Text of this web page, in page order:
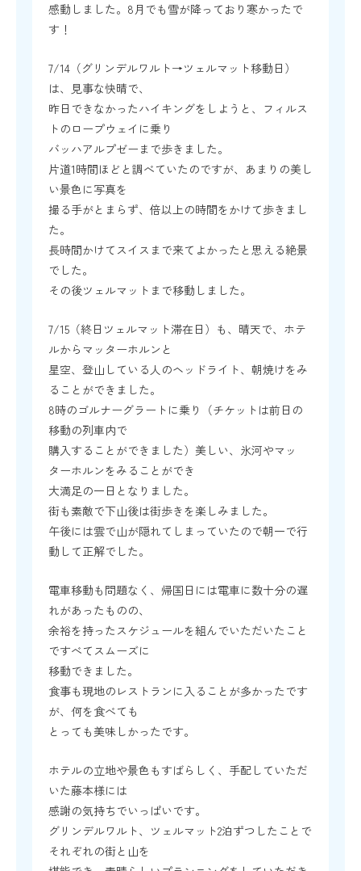
感動しました。8月でも雪が降っており寒かったで
す！
7/14（グリンデルワルト→ツェルマット移動日）
は、見事な快晴で、
昨日できなかったハイキングをしようと、フィルス
トのロープウェイに乗り
バッハアルプゼーまで歩きました。
片道1時間ほどと調べていたのですが、あまりの美し
い景色に写真を
撮る手がとまらず、倍以上の時間をかけて歩きまし
た。
長時間かけてスイスまで来てよかったと思える絶景
でした。
その後ツェルマットまで移動しました。
7/15（終日ツェルマット滞在日）も、晴天で、ホテ
ルからマッターホルンと
星空、登山している人のヘッドライト、朝焼けをみ
ることができました。
8時のゴルナーグラートに乗り（チケットは前日の
移動の列車内で
購入することができました）美しい、氷河やマッ
ターホルンをみることができ
大満足の一日となりました。
街も素敵で下山後は街歩きを楽しみました。
午後には雲で山が隠れてしまっていたので朝一で行
動して正解でした。
電車移動も問題なく、帰国日には電車に数十分の遅
れがあったものの、
余裕を持ったスケジュールを組んでいただいたこと
ですべてスムーズに
移動できました。
食事も現地のレストランに入ることが多かったです
が、何を食べても
とっても美味しかったです。
ホテルの立地や景色もすばらしく、手配していただ
いた藤本様には
感謝の気持ちでいっぱいです。
グリンデルワルト、ツェルマット2泊ずつしたことで
それぞれの街と山を